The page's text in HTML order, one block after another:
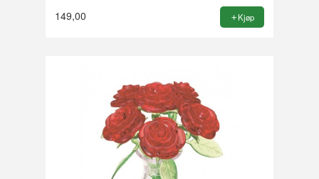
149,00 Kjøp